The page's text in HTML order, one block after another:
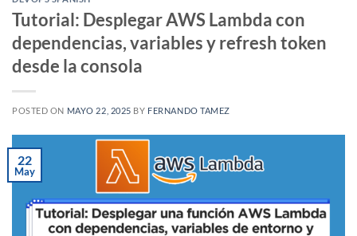
Tutorial: Desplegar AWS Lambda con
dependencias, variables y refresh token
desde la consola
POSTED ON MAYO 22, 2025 BY FERNANDO TAMEZ
22
May